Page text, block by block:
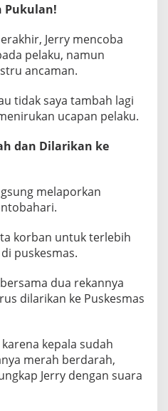
Pukulan!
Jerry mencoba
pelaku, namun
ancaman.
tidak saya tambah lagi
ucapan pelaku.
dan Dilarikan ke
melaporkan
korban untuk terlebih
puskesmas.
dua rekannya
dilarikan ke Puskesmas
kepala sudah
merah berdarah,
Jerry dengan suara